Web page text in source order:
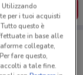
per i tuoi acquisti
questo è
in base alle
collegate,
fare questo,
a tale fine.